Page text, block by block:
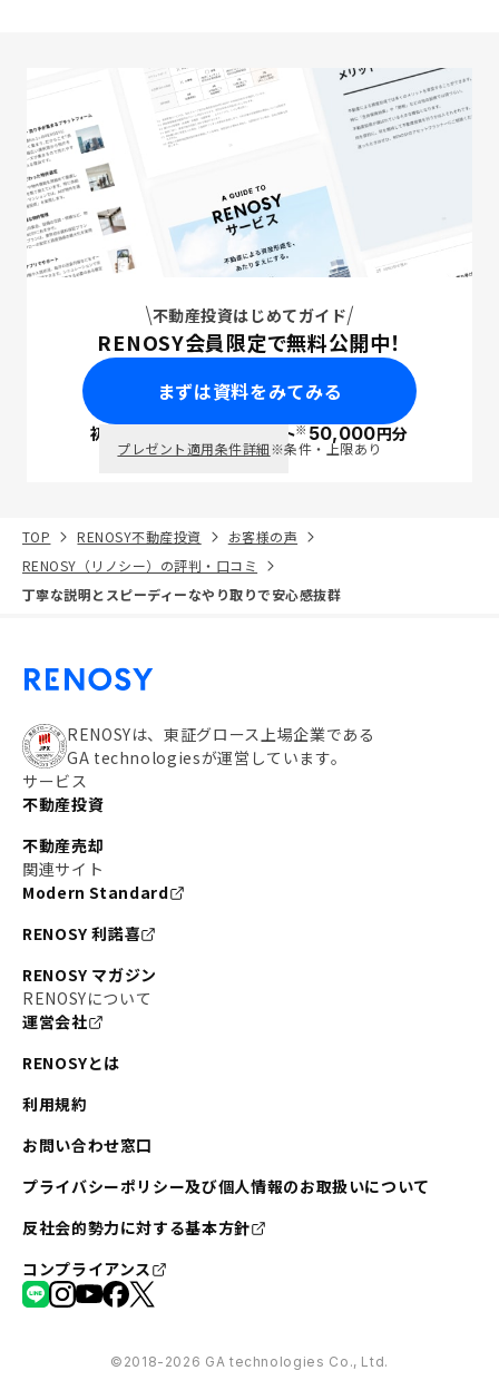
不動産投資はじめてガイド
RENOSY会員限定で無料公開中！
まずは資料をみてみる
初回面談で ポイント※50,000円分
プレゼント適用条件詳細※条件・上限あり
TOP RENOSY不動産投資
お客様の声
RENOSY（リノシー）の評判・口コミ
丁寧な説明とスピーディーなやり取りで安心感抜群
RENOSYは、東証グロース上場企業である
GA technologiesが運営しています。
サービス
不動産投資
不動産売却
関連サイト
Modern Standard
RENOSY 利諾喜
RENOSY マガジン
RENOSYについて
運営会社
RENOSYとは
利用規約
お問い合わせ窓口
プライバシーポリシー及び個人情報のお取扱いについて
反社会的勢力に対する基本方針
コンプライアンス
©︎2018-2026 GA technologies Co., Ltd.